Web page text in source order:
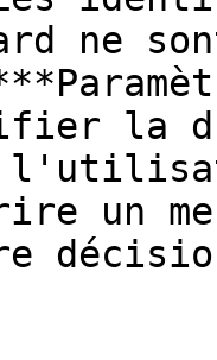
ne
la
un